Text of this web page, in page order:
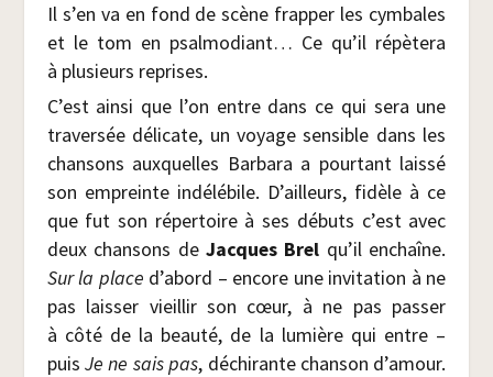
Il s’en va en fond de scène frap­per les cym­bales
et le tom en psal­mo­diant… Ce qu’il répè­te­ra
à plu­sieurs reprises.
C’est ain­si que l’on entre dans ce qui sera une
tra­ver­sée déli­cate, un voyage sen­sible dans les
chan­sons aux­quelles Bar­ba­ra a pour­tant lais­sé
son empreinte indé­lé­bile. D’ailleurs, fidèle à ce
que fut son réper­toire à ses débuts c’est avec
deux chan­sons de Jacques Brel qu’il enchaîne.
Sur la place d’abord – encore une invi­ta­tion à ne
pas lais­ser vieillir son cœur, à ne pas pas­ser
à côté de la beau­té, de la lumière qui entre –
puis Je ne sais pas, déchi­rante chan­son d’amour.